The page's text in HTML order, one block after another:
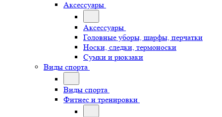
Аксессуары
Аксессуары
Головные уборы, шарфы, перчатки
Носки, следки, термоноски
Сумки и рюкзаки
Виды спорта
Виды спорта
Фитнес и тренировки